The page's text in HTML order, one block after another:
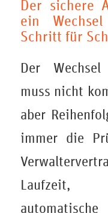
Der sichere
ein
Schritt für
Der
muss nicht
aber
immer die
Laufzeit,